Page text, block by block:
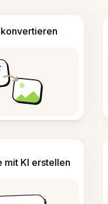
mit KI erstellen